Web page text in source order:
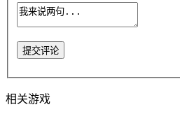
提交评论
相关游戏